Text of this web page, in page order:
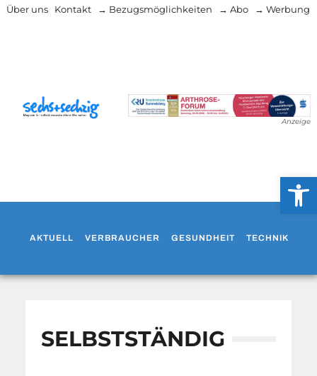
Über uns Kontakt → Bezugsmöglichkeiten → Abo → Werbung
Anzeige
AKTUELL VERBRAUCHER GESUNDHEIT TECHNIK
SELBSTSTÄNDIG